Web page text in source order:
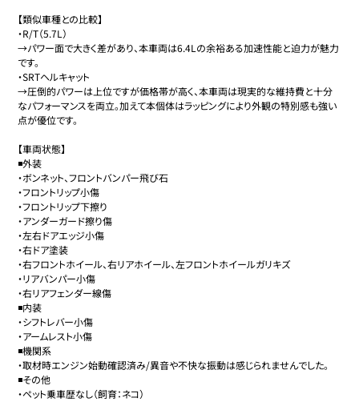
【類似車種との比較】
・R/T（5.7L）
→パワー面で大きく差があり、本車両は6.4Lの余裕ある加速性能と迫力が魅力
です。
・SRTヘルキャット
→圧倒的パワーは上位ですが価格帯が高く、本車両は現実的な維持費と十分
なパフォーマンスを両立。加えて本個体はラッピングにより外観の特別感も強い
点が優位です。
【車両状態】
◾️外装
・ボンネット、フロントバンパー飛び石
・フロントリップ小傷
・フロントリップ下擦り
・アンダーガード擦り傷
・左右ドアエッジ小傷
・右ドア塗装
・右フロントホイール、右リアホイール、左フロントホイールガリキズ
・リアバンパー小傷
・右リアフェンダー線傷
◾️内装
・シフトレバー小傷
・アームレスト小傷
◾️機関系
・取材時エンジン始動確認済み/異音や不快な振動は感じられませんでした。
◾️その他
・ペット乗車歴なし（飼育：ネコ）